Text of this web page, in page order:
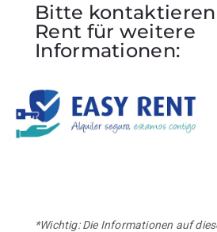
Bitte kontaktieren
Rent für weitere
Informationen:
*Wichtig: Die Informationen auf